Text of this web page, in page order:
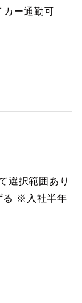
ー通勤可
選択範囲あり
る ※入社半年